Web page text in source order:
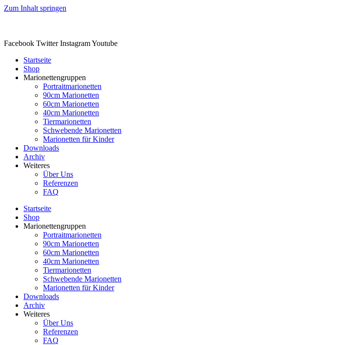
Zum Inhalt springen
Facebook Twitter InstagramYoutube
Startseite
Shop
Marionettengruppen
Portraitmarionetten
90cm Marionetten
60cm Marionetten
40cm Marionetten
Tiermarionetten
Schwebende Marionetten
Marionetten für Kinder
Downloads
Archiv
Weiteres
Über Uns
Referenzen
FAQ
Startseite
Shop
Marionettengruppen
Portraitmarionetten
90cm Marionetten
60cm Marionetten
40cm Marionetten
Tiermarionetten
Schwebende Marionetten
Marionetten für Kinder
Downloads
Archiv
Weiteres
Über Uns
Referenzen
FAQ